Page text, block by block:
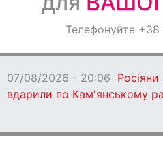
ОголошенняТелефонуйте
07/08/2026 - 20:06 Росіяни
вдарили по Кам'янському